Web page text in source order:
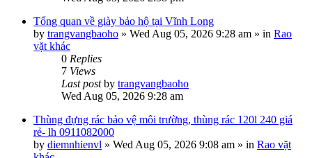
Tổng quan về giày bảo hộ tại Vĩnh Long
by trangvangbaoho » Wed Aug 05, 2026 9:28 am » in Rao
vặt khác
0 Replies
7 Views
Last postby trangvangbaoho
Wed Aug 05, 2026 9:28 am
Thùng đựng rác bảo vệ môi trường, thùng rác 120l 240 giá
rẻ- lh 0911082000
by diemnhienvl » Wed Aug 05, 2026 9:08 am » in Rao vặt